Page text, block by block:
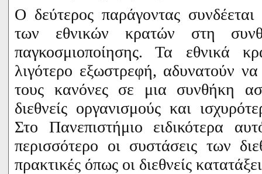
Ο δεύτερος παράγοντας
των εθνικών κρατών στη
παγκοσμιοποίησης. Τα εθνικά
λιγότερο εξωστρεφή, αδυνατούν
τους κανόνες σε μια συνθήκη
διεθνείς οργανισμούς και
Στο Πανεπιστήμιο ειδικότερα
περισσότερο οι συστάσεις των
πρακτικές όπως οι διεθνείς